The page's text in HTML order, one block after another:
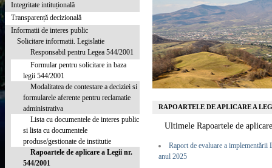
Integritate intituțională
Transparență decizională
Informatii de interes public
Solicitare informatii. Legislatie
Responsabil pentru Legea 544/2001
Formular pentru solicitare in baza
legii 544/2001
Modalitatea de contestare a deciziei si
formularele aferente pentru reclamatie
administrativa
Lista cu documentele de interes public
si lista cu documentele
produse/gestionate de institutie
Rapoartele de aplicare a Legii nr.
544/2001
RAPOARTELE DE APLICARE A
Ultimele Rapoartele de
Raport de evaluare a
anul 2025